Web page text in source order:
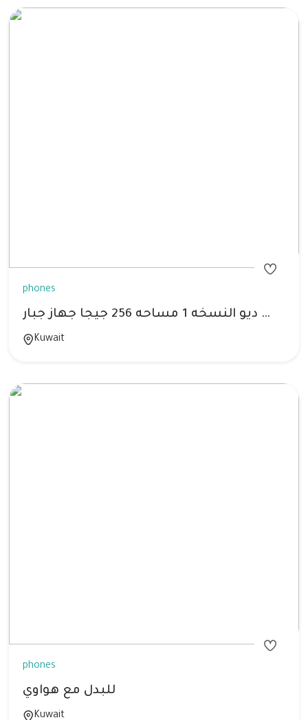
phones
للبدل سيرفيس ديو النسخه 1 مساحه 256 جيجا جهاز جبار
Kuwait
phones
للبدل مع هواوي
Kuwait